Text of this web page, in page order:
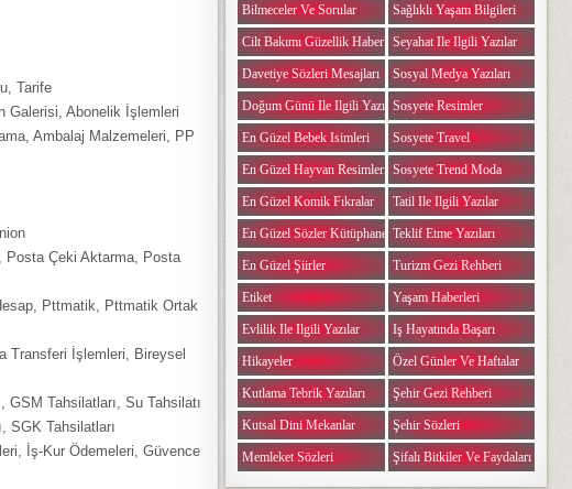
Tarife
Galerisi, Abonelik İşlemleri
Ambalaj Malzemeleri, PP
Posta Çeki Aktarma, Posta
Pttmatik, Pttmatik Ortak
Transferi İşlemleri, Bireysel
Tahsilatları, Su Tahsilatı
SGK Tahsilatları
İş-Kur Ödemeleri, Güvence
Bilmeceler Ve Sorular
Cilt Bakımı Güzellik Haberleri
Davetiye Sözleri Mesajları
Doğum Günü Ile Ilgili Yazılar
En Güzel Bebek Isimleri
En Güzel Hayvan Resimleri
En Güzel Komik Fıkralar
En Güzel Sözler Kütüphanesi
En Güzel Şiirler
Etiket
Evlilik Ile Ilgili Yazılar
Hikayeler
Kutlama Tebrik Yazıları
Kutsal Dini Mekanlar
Memleket Sözleri
Sağlıklı Yaşam Bilgileri
Seyahat Ile Ilgili Yazılar
Sosyal Medya Yazıları
Sosyete Resimler
Sosyete Travel
Sosyete Trend Moda
Tatil Ile Ilgili Yazılar
Teklif Etme Yazıları
Turizm Gezi Rehberi
Yaşam Haberleri
Iş Hayatında Başarı
Özel Günler Ve Haftalar
Şehir Gezi Rehberi
Şehir Sözleri
Şifalı Bitkiler Ve Faydaları